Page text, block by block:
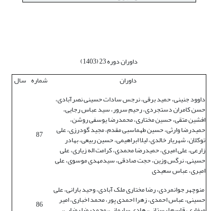
داوران دوره 23 (1403)
داوران
شماره سال
داوود جنینی، حمید برقی، نرجس سادات حسینی نصرآبادی،
حسن کامران دستجردی، رحیم سرور، سید عباس رجایی،
افشین متقی، حسین مختاری، محمدرضا یوسفی روشن،
حمیدرضا وارثی، حسین طهماسبی مقدم، مجید گودرزی، علی
توکلان، شهریار خالدی، لیلا ابراهیمی، حسین ربیعی، بهادر
زارعی، علی امیری، حمیدرضا محمدی، کرامت اله زیاری، علی
حسینی، نرگس وزین، حجت صادقی، سیدمهدی موسوی، علی
امیری، عباس سعیدی
87
منوچهر جوانمردی، رضا مختاری ملک آبادی، وحید بارانی، علی
حسینی، عباس احمدی، زهرا احمدی پور، محمد اخباری، امیر 86